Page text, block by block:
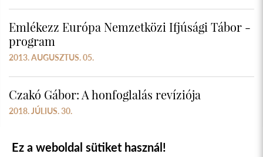
Emlékezz Európa Nemzetközi Ifjúsági Tábor -
program
2013. AUGUSZTUS. 05.
Czakó Gábor: A honfoglalás revíziója
2018. JÚLIUS. 30.
Ez a weboldal sütiket használ!